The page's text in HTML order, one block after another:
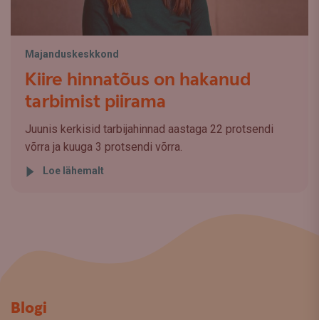
Majanduskeskkond
Kiire hinnatõus on hakanud
tarbimist piirama
Juunis kerkisid tarbijahinnad aastaga 22 protsendi
võrra ja kuuga 3 protsendi võrra.
Loe lähemalt
Blogi